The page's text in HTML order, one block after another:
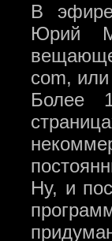
В
Юрий
com,
Более
Ну, и